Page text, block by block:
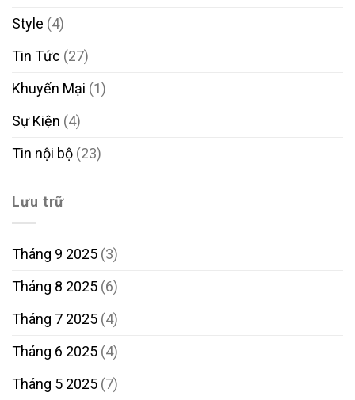
Style (4)
Tin Tức (27)
Khuyến Mại (1)
Sự Kiện (4)
Tin nội bộ (23)
Lưu trữ
Tháng 9 2025 (3)
Tháng 8 2025 (6)
Tháng 7 2025 (4)
Tháng 6 2025 (4)
Tháng 5 2025 (7)